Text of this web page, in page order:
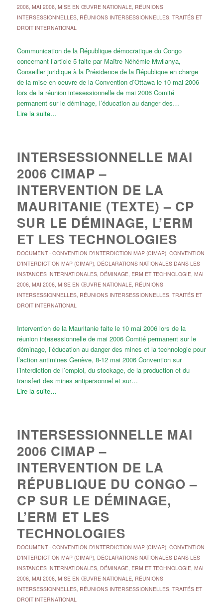
2006, MAI 2006, MISE EN ŒUVRE NATIONALE, RÉUNIONS
INTERSESSIONNELLES, RÉUNIONS INTERSESSIONNELLES, TRAITÉS ET
DROIT INTERNATIONAL
Communication de la République démocratique du Congo
concernant l’article 5 faite par Maître Néhémie Mwilanya,
Conseiller juridique à la Présidence de la République en charge
de la mise en oeuvre de la Convention d’Ottawa le 10 mai 2006
lors de la réunion intesessionnelle de mai 2006 Comité
permanent sur le déminage, l’éducation au danger des…
Lire la suite…
INTERSESSIONNELLE MAI
2006 CIMAP –
INTERVENTION DE LA
MAURITANIE (TEXTE) – CP
SUR LE DÉMINAGE, L’ERM
ET LES TECHNOLOGIES
DOCUMENT- CONVENTION D'INTERDICTION MAP (CIMAP), CONVENTION
D'INTERDICTION MAP (CIMAP), DÉCLARATIONS NATIONALES DANS LES
INSTANCES INTERNATIONALES, DÉMINAGE, ERM ET TECHNOLOGIE, MAI
2006, MAI 2006, MISE EN ŒUVRE NATIONALE, RÉUNIONS
INTERSESSIONNELLES, RÉUNIONS INTERSESSIONNELLES, TRAITÉS ET
DROIT INTERNATIONAL
Intervention de la Mauritanie faite le 10 mai 2006 lors de la
réunion intesessionnelle de mai 2006 Comité permanent sur le
déminage, l’éducation au danger des mines et la technologie pour
l’action antimines Genève, 8-12 mai 2006 Convention sur
l’interdiction de l’emploi, du stockage, de la production et du
transfert des mines antipersonnel et sur…
Lire la suite…
INTERSESSIONNELLE MAI
2006 CIMAP –
INTERVENTION DE LA
RÉPUBLIQUE DU CONGO –
CP SUR LE DÉMINAGE,
L’ERM ET LES
TECHNOLOGIES
DOCUMENT- CONVENTION D'INTERDICTION MAP (CIMAP), CONVENTION
D'INTERDICTION MAP (CIMAP), DÉCLARATIONS NATIONALES DANS LES
INSTANCES INTERNATIONALES, DÉMINAGE, ERM ET TECHNOLOGIE, MAI
2006, MAI 2006, MISE EN ŒUVRE NATIONALE, RÉUNIONS
INTERSESSIONNELLES, RÉUNIONS INTERSESSIONNELLES, TRAITÉS ET
DROIT INTERNATIONAL